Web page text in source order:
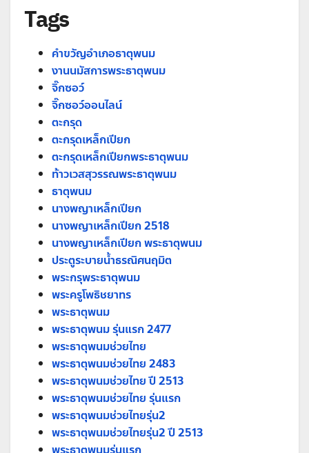
Tags
คำขวัญอำเภอธาตุพนม
งานนมัสการพระธาตุพนม
จิ๊กซอว์
จิ๊กซอว์ออนไลน์
ตะกรุด
ตะกรุดเหล็กเปียก
ตะกรุดเหล็กเปียกพระธาตุพนม
ท้าวเวสสุวรรณพระธาตุพนม
ธาตุพนม
นางพญาเหล็กเปียก
นางพญาเหล็กเปียก 2518
นางพญาเหล็กเปียก พระธาตุพนม
ประตูระบายน้ำธรณิศนฤมิต
พระกรุพระธาตุพนม
พระครูโพธิชยาทร
พระธาตุพนม
พระธาตุพนม รุ่นแรก 2477
พระธาตุพนมช่วยไทย
พระธาตุพนมช่วยไทย 2483
พระธาตุพนมช่วยไทย ปี 2513
พระธาตุพนมช่วยไทย รุ่นแรก
พระธาตุพนมช่วยไทยรุ่น2
พระธาตุพนมช่วยไทยรุ่น2 ปี 2513